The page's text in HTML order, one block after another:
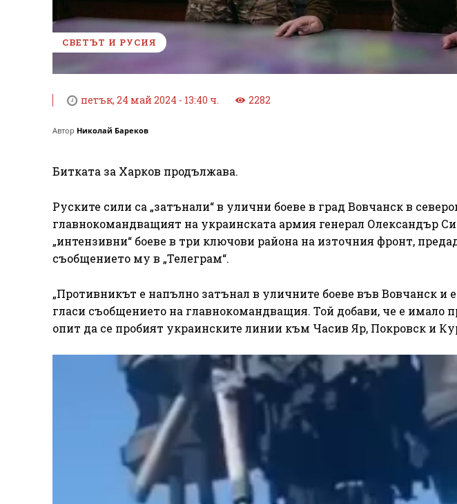
СВЕТЪТ И РУСИЯ
петък, 24 май 2024 - 13:40 ч. 2282
Автор Николай Бареков
Битката за Харков продължава.
Руските сили са „затънали“ в улични боеве в град Вовчанск в
главнокомандващият на украинската армия генерал Олександър
„интензивни“ боеве в три ключови района на източния фронт,
съобщението му в „Телеграм“.
„Противникът е напълно затънал в уличните боеве във Вовчанск и
гласи съобщението на главнокомандващия. Той добави, че е имало
опит да се пробият украинските линии към Часив Яр, Покровск и